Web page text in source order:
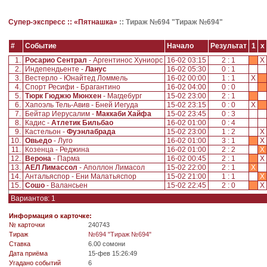
Супер-экспресс :: «Пятнашка» :: Тираж №694 "Тираж №694"
# Событие Начало Результат 1 x
1.
Росарио Сентрал - Аргентинос Хуниорс 16-02 03:15 2 : 1
X
2.
Индепендьенте - Ланус 16-02 05:30 0 : 1
3.
Вестерло - Юнайтед Ломмель 16-02 00:00 1 : 1
X
4. Спорт Ресифи - Брагантино 16-02 04:00 0 : 0
5. Тюрк Гюджю Мюнхен - Магдебург 15-02 23:00 2 : 1
6. Хапоэль Тель-Авив - Бней Иегуда 15-02 23:15 0 : 0
X
7.
Бейтар Иерусалим - Маккаби Хайфа 15-02 23:45 0 : 3
8.
Кадис - Атлетик Бильбао 16-02 01:00 0 : 4
9.
Кастельон - Фуэнлабрада 15-02 23:00 1 : 2
X
10. Овьедо - Луго 16-02 01:00 3 : 1
X
11.
Козенца - Реджина 16-02 01:00 2 : 2
X
12.
Верона - Парма 16-02 00:45 2 : 1
X
13. АЕЛ Лимассол - Аполлон Лимасол 15-02 22:00 2 : 1
X
14. Антальяспор - Ени Малатьяспор 15-02 21:00 1 : 1
X
15. Сошо - Валансьен 15-02 22:45 2 : 0
X
Вариантов: 1
Информация о карточке:
№ карточки
240743
Tираж
№694 "Тираж №694"
Ставка
6.00 сомони
Дата приёма
15-фев 15:26:49
Угадано событий
6